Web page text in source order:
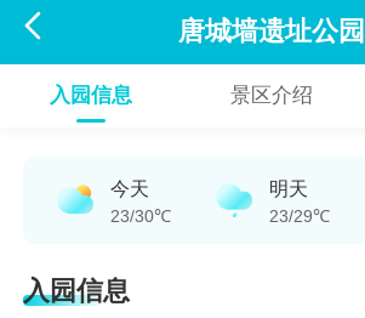
 唐城墙遗址公园
入园信息 景区介绍
今天
23/30℃
明天
23/29℃
入园信息